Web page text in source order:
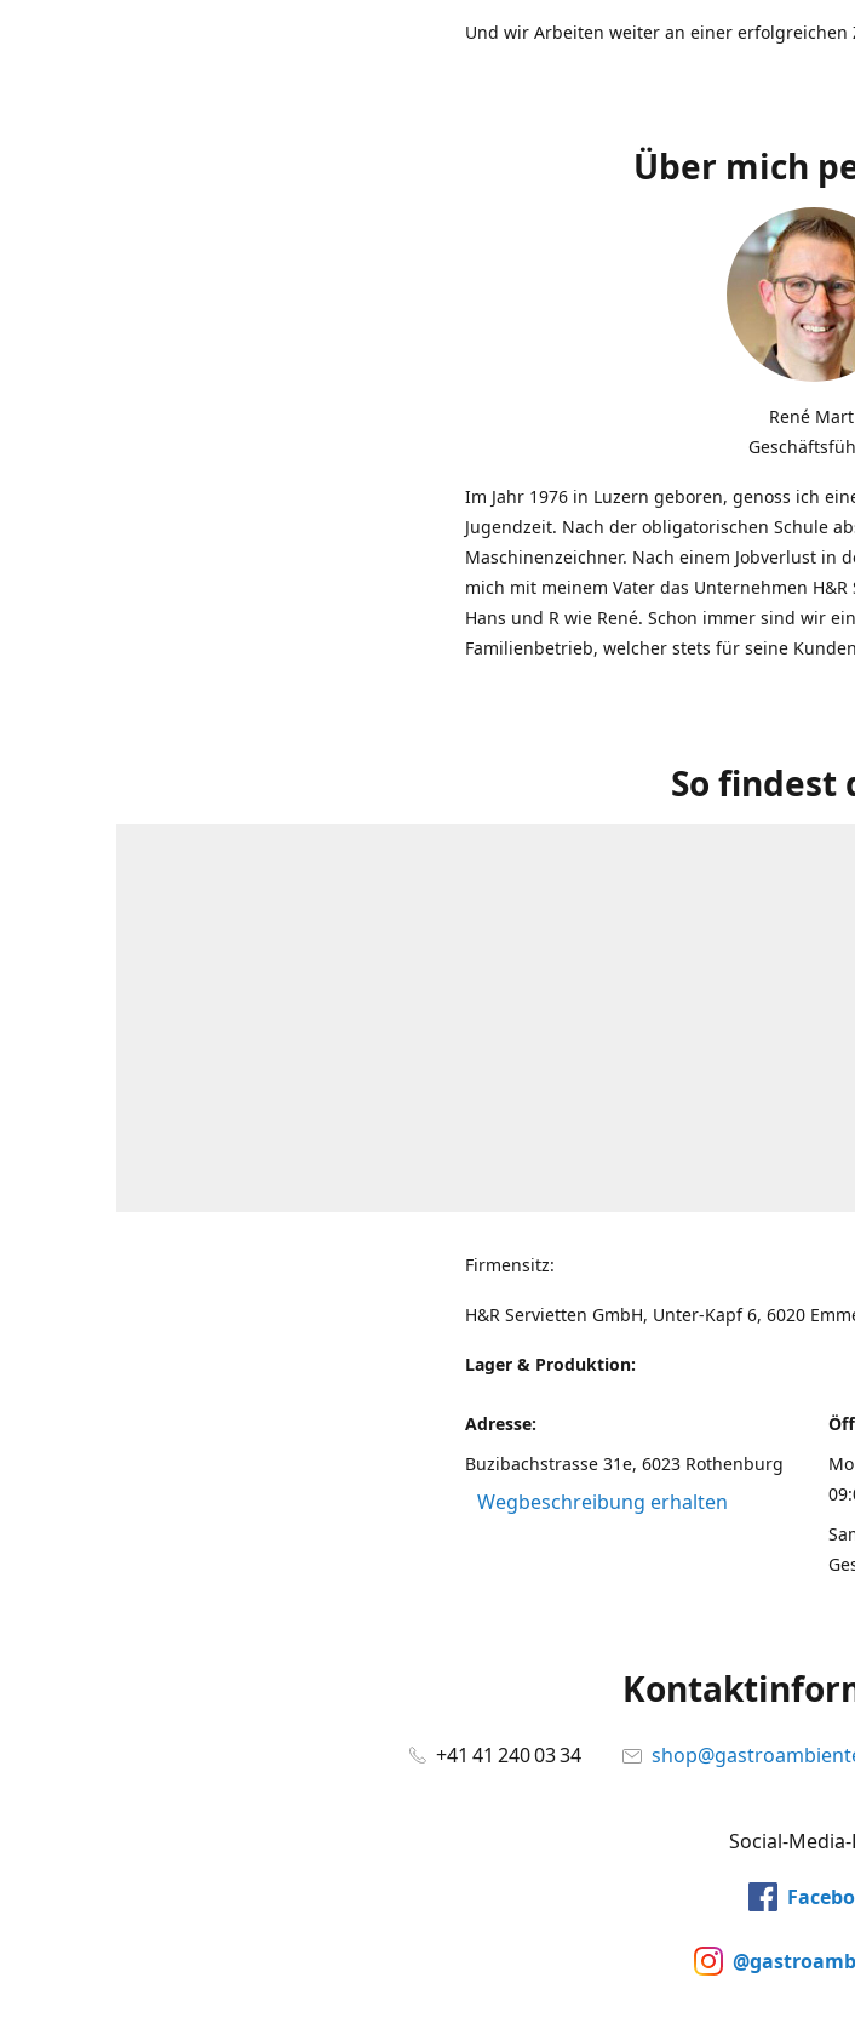
Und wir Arbeiten weiter an einer erfolgreichen
Über mich
René
Im Jahr 1976 in Luzern geboren, genoss ich
Jugendzeit. Nach der obligatorischen Schule
Maschinenzeichner. Nach einem Jobverlust in
mich mit meinem Vater das Unternehmen
Hans und R wie René. Schon immer sind wir
Familienbetrieb, welcher stets für seine
So findest
Firmensitz:
H&R Servietten GmbH, Unter-Kapf 6, 6020
Lager & Produktion:
Adresse:
Buzibachstrasse 31e, 6023 Rothenburg
Wegbeschreibung erhalten
+41 41 240 03 34
Social-